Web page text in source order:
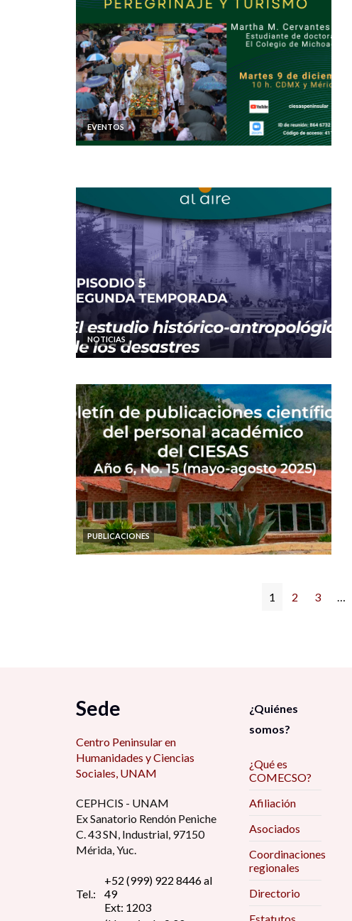
EVENTOS
NOTICIAS
PUBLICACIONES
1 2 3 …
Sede
Centro Peninsular en
Humanidades y Ciencias
Sociales, UNAM
CEPHCIS - UNAM
Ex Sanatorio Rendón Peniche
C. 43 SN, Industrial, 97150
Mérida, Yuc.
Tel.:
+52 (999) 922 8446 al
49
Ext: 1203
¿Quiénes
somos?
¿Qué es
COMECSO?
Afiliación
Asociados
Coordinaciones
regionales
Directorio